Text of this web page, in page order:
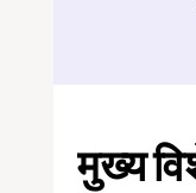
मुख्य